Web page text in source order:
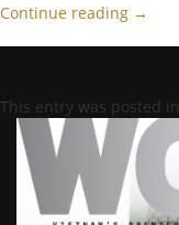
Continue reading →
This entry was posted in